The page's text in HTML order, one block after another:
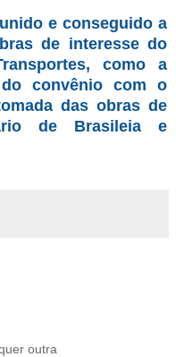
e conseguido a
de interesse do
como a
convênio com o
das obras de
de Brasileia e
outra